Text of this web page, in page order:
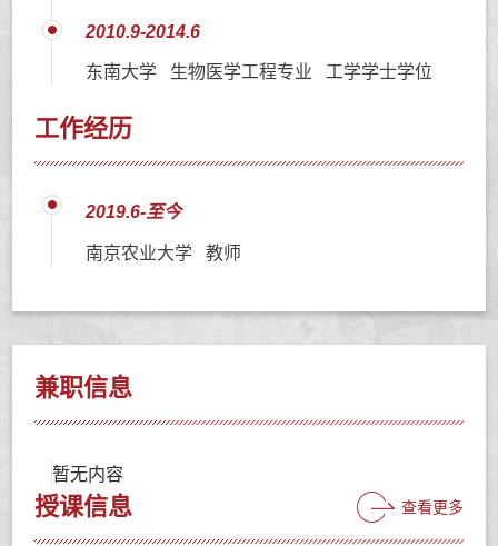
2010.9-2014.6
东南大学 生物医学工程专业 工学学士学位
工作经历
2019.6-至今
南京农业大学 教师
兼职信息
暂无内容
授课信息 查看更多